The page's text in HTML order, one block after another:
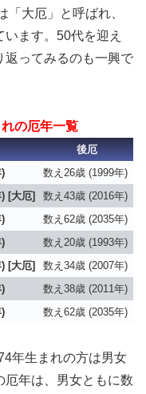
大厄」と呼ばれ、
ます。50代を迎え
返ってみるのも一興で
の厄年一覧
後厄
数え26歳 (1999年)
[大厄]
数え43歳 (2016年)
数え62歳 (2035年)
数え20歳 (1993年)
[大厄]
数え34歳 (2007年)
数え38歳 (2011年)
数え62歳 (2035年)
年生まれの方は男女
厄年は、男女ともに数